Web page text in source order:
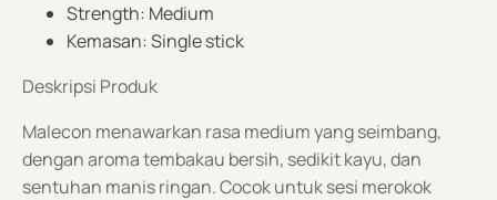
Strength: Medium
Kemasan: Single stick
Deskripsi Produk
Malecon menawarkan rasa medium yang seimbang,
dengan aroma tembakau bersih, sedikit kayu, dan
sentuhan manis ringan. Cocok untuk sesi merokok